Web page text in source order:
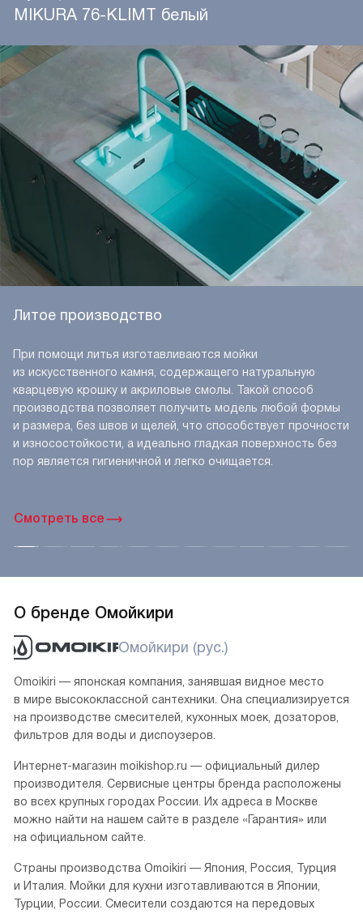
MIKURA 76-KLIMT белый
Смотреть все
Литое производство
При помощи литья изготавливаются мойки
из искусственного камня, содержащего натуральную
кварцевую крошку и акриловые смолы. Такой способ
производства позволяет получить модель любой формы
и размера, без швов и щелей, что способствует прочности
и износостойкости, а идеально гладкая поверхность без
пор является гигиеничной и легко очищается.
О бренде Омойкири
Омойкири (рус.)
Omoikiri — японская компания, занявшая видное место
в мире высококлассной сантехники. Она специализируется
на производстве смесителей, кухонных моек, дозаторов,
фильтров для воды и диспоузеров.
Интернет-магазин moikishop.ru — официальный дилер
производителя. Сервисные центры бренда расположены
во всех крупных городах России. Их адреса в Москве
можно найти на нашем сайте в разделе «Гарантия» или
на официальном сайте.
Страны производства Omoikiri — Япония, Россия, Турция
и Италия. Мойки для кухни изготавливаются в Японии,
Турции, России. Смесители создаются на передовых